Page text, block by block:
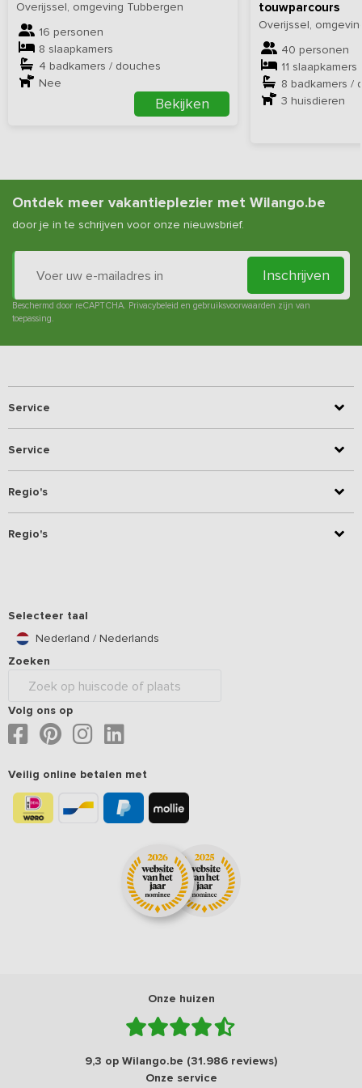
Overijssel, omgeving Tubbergen
16 personen
8 slaapkamers
4 badkamers / douches
Nee
Bekijken
touwparcours
Overijssel,
40 personen
11 slaapkamers
8 badkamers /
3 huisdieren
Ontdek meer vakantieplezier met Wilango.be
door je in te schrijven voor onze nieuwsbrief.
Inschrijven
Beschermd door reCAPTCHA. Privacybeleid en gebruiksvoorwaarden zijn van
toepassing.
Service
Service
Regio's
Regio's
Selecteer taal
Nederland / Nederlands
Zoeken
Volg ons op
Veilig online betalen met
Onze huizen
9,3 op Wilango.be (31.986 reviews)
Onze service